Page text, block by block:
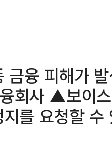
금융 피해가
회사 ▲보이
를 요청할 수